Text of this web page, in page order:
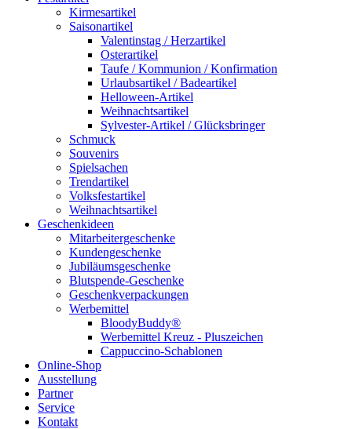
Kirmesartikel
Saisonartikel
Valentinstag / Herzartikel
Osterartikel
Taufe / Kommunion / Konfirmation
Urlaubsartikel / Badeartikel
Helloween-Artikel
Weihnachtsartikel
Sylvester-Artikel / Glücksbringer
Schmuck
Souvenirs
Spielsachen
Trendartikel
Volksfestartikel
Weihnachtsartikel
Geschenkideen
Mitarbeitergeschenke
Kundengeschenke
Jubiläumsgeschenke
Blutspende-Geschenke
Geschenkverpackungen
Werbemittel
BloodyBuddy®
Werbemittel Kreuz - Pluszeichen
Cappuccino-Schablonen
Online-Shop
Ausstellung
Partner
Service
Kontakt